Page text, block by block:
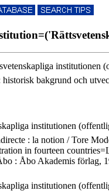
institutionen
bakgrund och
institutionen
: la notion / Tore
in fourteen
: Åbo Akademis förlag,
institutionen